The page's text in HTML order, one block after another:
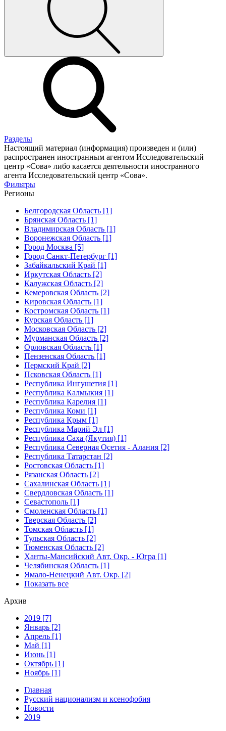
Разделы
Настоящий материал (информация) произведен и (или)
распространен иностранным агентом Исследовательский
центр «Сова» либо касается деятельности иностранного
агента Исследовательский центр «Сова».
Фильтры
Регионы
Белгородская Область [1]
Брянская Область [1]
Владимирская Область [1]
Воронежская Область [1]
Город Москва [5]
Город Санкт-Петербург [1]
Забайкальский Край [1]
Иркутская Область [2]
Калужская Область [2]
Кемеровская Область [2]
Кировская Область [1]
Костромская Область [1]
Курская Область [1]
Московская Область [2]
Мурманская Область [2]
Орловская Область [1]
Пензенская Область [1]
Пермский Край [2]
Псковская Область [1]
Республика Ингушетия [1]
Республика Калмыкия [1]
Республика Карелия [1]
Республика Коми [1]
Республика Крым [1]
Республика Марий Эл [1]
Республика Саха (Якутия) [1]
Республика Северная Осетия - Алания [2]
Республика Татарстан [2]
Ростовская Область [1]
Рязанская Область [2]
Сахалинская Область [1]
Свердловская Область [1]
Севастополь [1]
Смоленская Область [1]
Тверская Область [2]
Томская Область [1]
Тульская Область [2]
Тюменская Область [2]
Ханты-Мансийский Авт. Окр. - Югра [1]
Челябинская Область [1]
Ямало-Ненецкий Авт. Окр. [2]
Показать все
Архив
2019 [7]
Январь [2]
Апрель [1]
Май [1]
Июнь [1]
Октябрь [1]
Ноябрь [1]
Главная
Русский национализм и ксенофобия
Новости
2019